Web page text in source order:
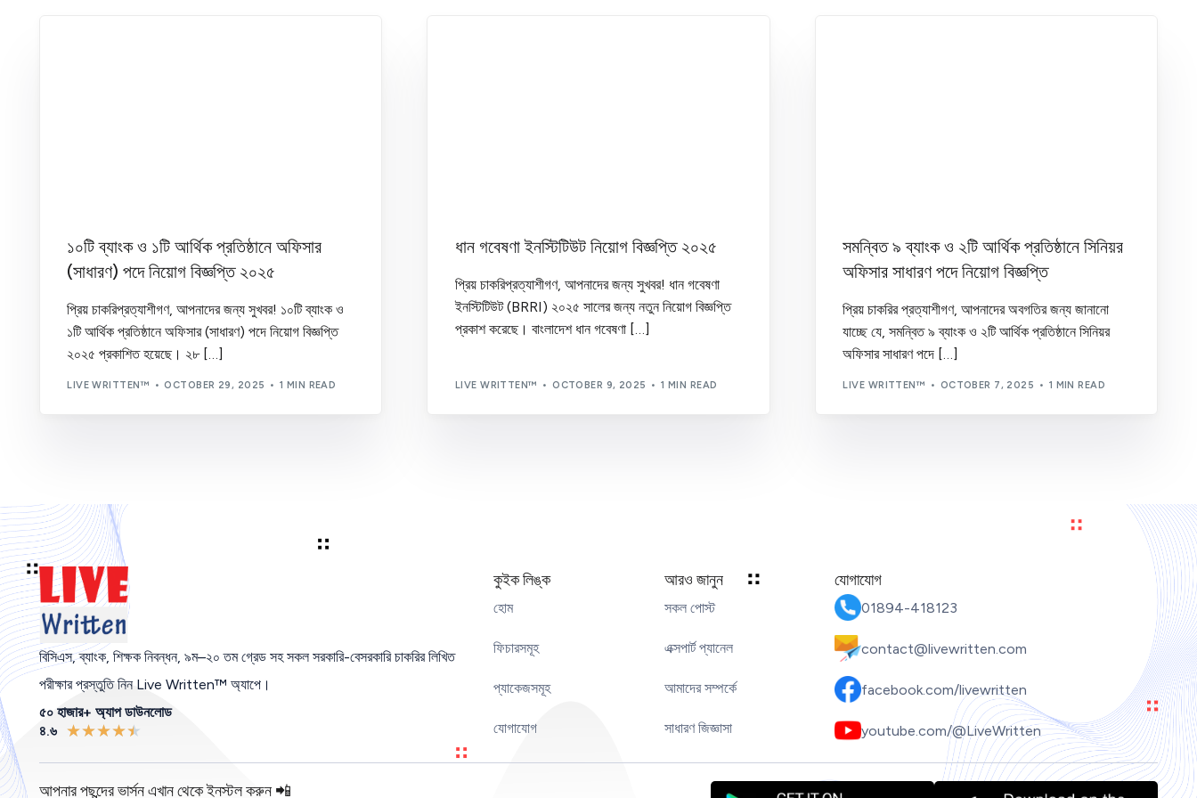
১০টি ব্যাংক ও ১টি আর্থিক প্রতিষ্ঠানে অফিসার
(সাধারণ) পদে নিয়োগ বিজ্ঞপ্তি ২০২৫
প্রিয় চাকরিপ্রত্যাশীগণ, আপনাদের জন্য সুখবর! ১০টি ব্যাংক ও
১টি আর্থিক প্রতিষ্ঠানে অফিসার (সাধারণ) পদে নিয়োগ বিজ্ঞপ্তি
২০২৫ প্রকাশিত হয়েছে। ২৮ […]
LIVE WRITTEN™ OCTOBER 29, 2025 1 MIN READ
ধান গবেষণা ইনস্টিটিউট নিয়োগ বিজ্ঞপ্তি ২০২৫
প্রিয় চাকরিপ্রত্যাশীগণ, আপনাদের জন্য সুখবর! ধান গবেষণা
ইনস্টিটিউট (BRRI) ২০২৫ সালের জন্য নতুন নিয়োগ বিজ্ঞপ্তি
প্রকাশ করেছে। বাংলাদেশ ধান গবেষণা […]
LIVE WRITTEN™ OCTOBER 9, 2025 1 MIN READ
সমন্বিত ৯ ব্যাংক ও ২টি আর্থিক প্রতিষ্ঠানে সিনিয়র
অফিসার সাধারণ পদে নিয়োগ বিজ্ঞপ্তি
প্রিয় চাকরির প্রত্যাশীগণ, আপনাদের অবগতির জন্য জানানো
যাচ্ছে যে, সমন্বিত ৯ ব্যাংক ও ২টি আর্থিক প্রতিষ্ঠানে সিনিয়র
অফিসার সাধারণ পদে […]
LIVE WRITTEN™ OCTOBER 7, 2025 1 MIN READ
বিসিএস,ব্যাংক, শিক্ষক নিবন্ধন, ৯ম–২০ তম গ্রেড সহ সকল সরকারি-বেসরকারি চাকরির লিখিত
পরীক্ষার প্রস্তুতি নিন Live Written™ অ্যাপে।
৫০ হাজার+ অ্যাপ ডাউনলোড
৪.৬
★★★★★
কুইক লিঙ্ক
হোম
ফিচারসমূহ
প্যাকেজসমূহ
যোগাযোগ
আরও জানুন
সকল পোস্ট
এক্সপার্ট প্যানেল
আমাদের সম্পর্কে
সাধারণ জিজ্ঞাসা
যোগাযোগ
01894-418123
contact@livewritten.com
facebook.com/livewritten
youtube.com/@LiveWritten
আপনার পছন্দের ভার্সন এখান থেকে ইনস্টল করুন 📲